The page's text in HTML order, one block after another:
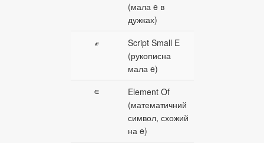
(мала e в
дужках)
ℯ
Script Small E
(рукописна
мала e)
∊
Element Of
(математичний
символ, схожий
на e)